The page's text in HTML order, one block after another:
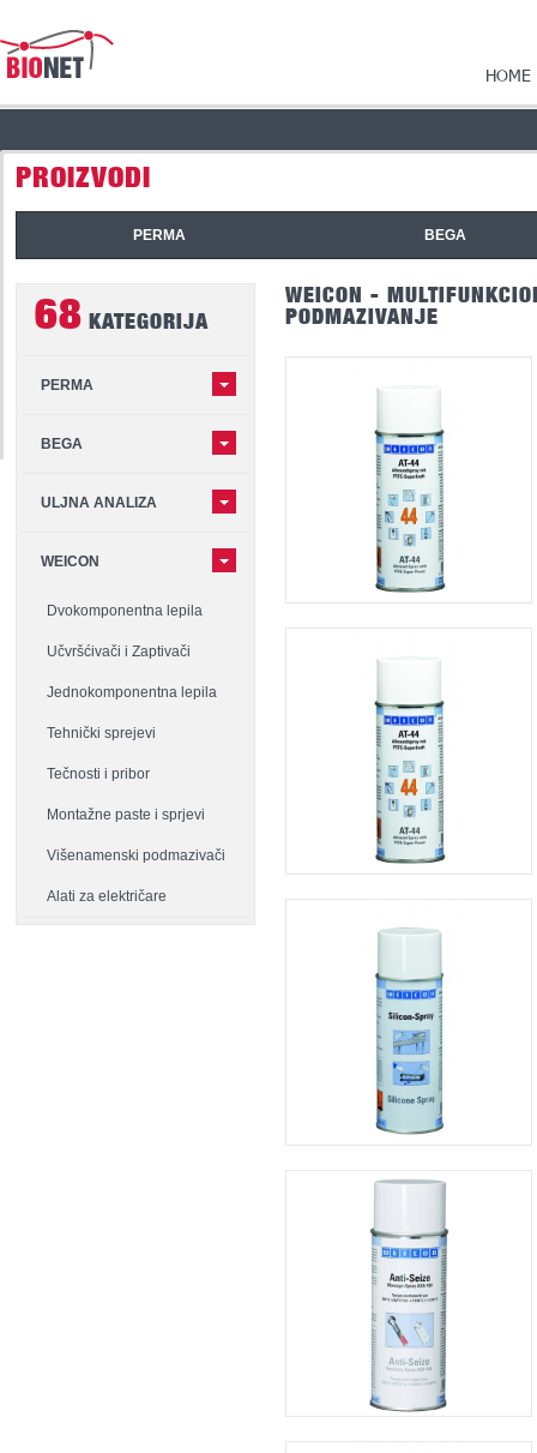
HOME
PROIZVODI
PERMA BEGA
68 KATEGORIJA
PERMA
BEGA
ULJNA ANALIZA
WEICON
Dvokomponentna lepila
Učvršćivači i Zaptivači
Jednokomponentna lepila
Tehnički sprejevi
Tečnosti i pribor
Montažne paste i sprjevi
Višenamenski podmazivači
Alati za električare
WEICON -
PODMAZIVANJE